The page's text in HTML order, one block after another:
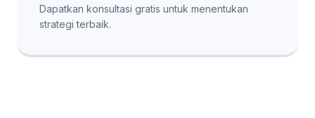
Dapatkan konsultasi gratis untuk menentukan
strategi terbaik.